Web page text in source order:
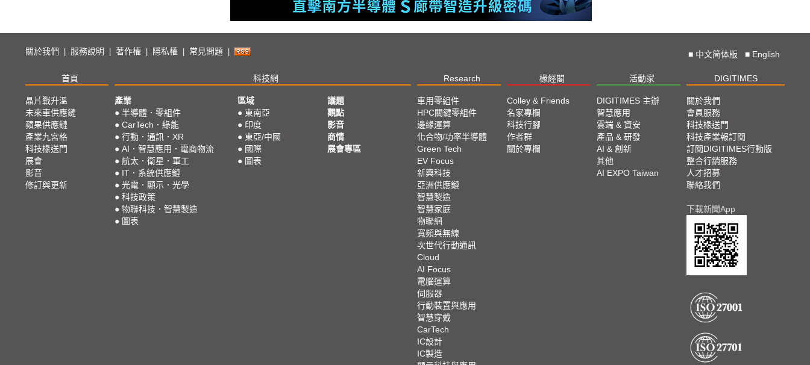
關於我們 服務說明 著作權 隱私權 常見問題 ■ 中文简体版 ■ English
首頁 科技網 Research 椽經閣 活動家 DIGITIMES
晶片戰升溫
未來車供應鏈
蘋果供應鏈
產業九宮格
科技椽送門
展會
影音
修訂與更新
產業
● 半導體．零組件
● CarTech．綠能
● 行動．通訊．XR
● AI．智慧應用．電商物流
● 航太．衛星．軍工
● IT．系統供應鏈
● 光電．顯示．光學
● 科技政策
● 物聯科技．智慧製造
● 圖表
區域
● 東南亞
● 印度
● 東亞/中國
● 國際
● 圖表
議題
觀點
影音
商情
展會專區
車用零組件
HPC關鍵零組件
邊緣運算
化合物/功率半導體
Green Tech
EV Focus
新興科技
亞洲供應鏈
智慧製造
智慧家庭
物聯網
寬頻與無線
次世代行動通訊
Cloud
AI Focus
電腦運算
伺服器
行動裝置與應用
智慧穿戴
CarTech
IC設計
IC製造
Colley & Friends
名家專欄
科技行腳
作者群
關於專欄
DIGITIMES 主辦
智慧應用
雲端 & 資安
產品 & 研發
AI & 創新
其他
AI EXPO Taiwan
關於我們
會員服務
科技椽送門
科技產業報訂閱
訂閱DIGITIMES行動版
整合行銷服務
人才招募
聯絡我們
下載新聞App